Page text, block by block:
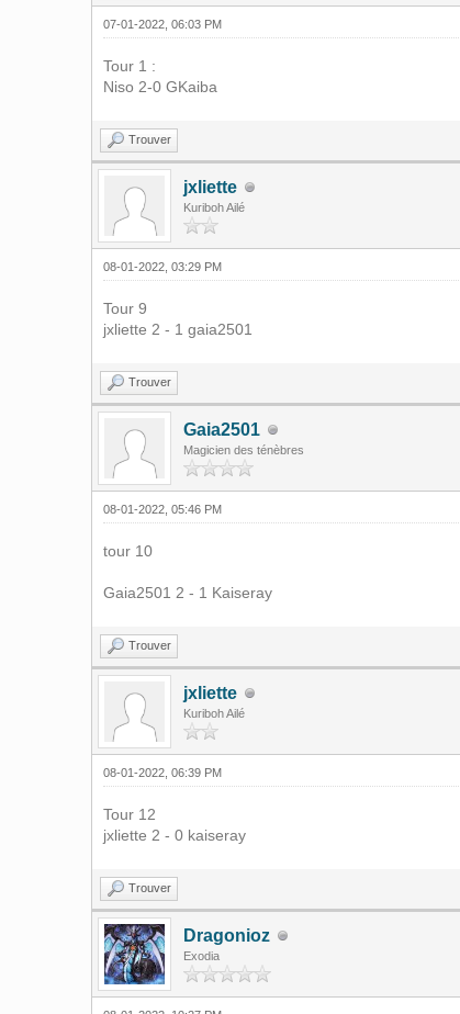
07-01-2022, 06:03 PM
Tour 1 :
Niso 2-0 GKaiba
Trouver
jxliette
Kuriboh Ailé
08-01-2022, 03:29 PM
Tour 9
jxliette 2 - 1 gaia2501
Trouver
Gaia2501
Magicien des ténèbres
08-01-2022, 05:46 PM
tour 10
Gaia2501 2 - 1 Kaiseray
Trouver
jxliette
Kuriboh Ailé
08-01-2022, 06:39 PM
Tour 12
jxliette 2 - 0 kaiseray
Trouver
Dragonioz
Exodia